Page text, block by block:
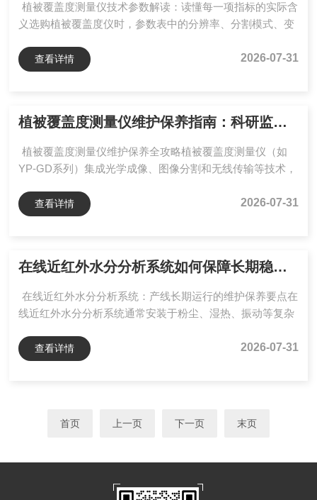
一、草原...
植被覆盖度测量仪技术参数解读：读懂每一项指标的实际含
义选购植被覆盖度仪时，参数表中的分辨率、分割模式、变
需求。不同参数并非越高越好，而是需要结合样地环境、监
测目标和数据要求进行判断。本文以YP-GD系列为例，对常
以百分比表示，测量范围一般为0～100%。YP-GD系列分辨
查看详情 2026-07-31
植被覆盖度测量仪维护保养指南：科研监测设备品牌如何保障长期数据可靠性
植被覆盖度测量仪维护保养全攻略植被覆盖度测量仪（如
YP-GD系列）集成光学成像、图像分割和无线传输等技术，
护、环境管理及数据核查密切相关。针对科研监测和野外长
期部署场景，做好光学部件清洁、供电防护、算法校验和运
纹、水渍甚至轻微划痕，都会影响像素灰度和植被边界识
或超细纤维软布...
查看详情 2026-07-31
在线近红外水分分析系统如何保障长期稳定运行？从维护保养到品牌设备选型
在线近红外水分分析系统：产线长期运行的维护保养要点在
线近红外水分分析系统通常安装于粉尘、湿热、振动等复杂
与日常维护管理密切相关。优云谱YP-ZHS在线近红外水分
分析系统采用IP65防护探头、进口卤素灯及高硼石英玻璃等
护、设备安装、模型管理及数据维护等方面，梳理在线近红
查看详情 2026-07-31
首页 上一页 下一页 末页